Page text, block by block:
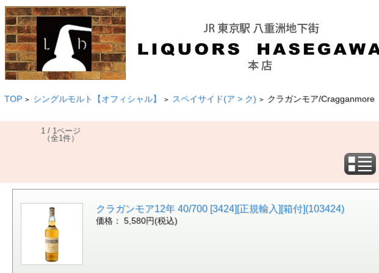
TOP > シングルモルト【オフィシャル】 > スペイサイド(ア > ク) > クラガンモア/Cragganmore
1 / 1ページ
（全1件）
クラガンモア12年 40/700 [3424][正規輸入][箱付](103424)
価格： 5,580円(税込)